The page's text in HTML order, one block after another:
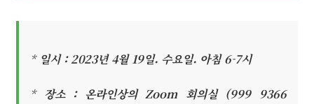
* 일시 : 2023년 4월 19일. 수요일. 아침 6-7시
* 장소 : 온라인상의 Zoom 회의실 (999 9366